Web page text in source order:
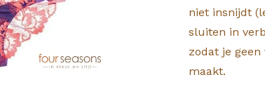
niet insnijdt
sluiten in
zodat je
maakt.